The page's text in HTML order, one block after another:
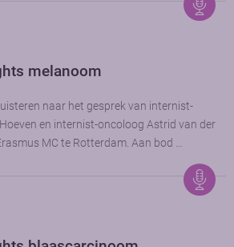
melanoom
naar het gesprek van internist-
en internist-oncoloog Astrid van der
MC te Rotterdam. Aan bod …